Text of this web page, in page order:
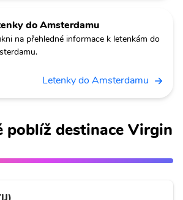
do Amsterdamu
na přehledné informace k letenkám do
Letenky do Amsterdamu
poblíž destinace Virgin